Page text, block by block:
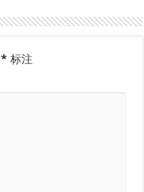
* 标注